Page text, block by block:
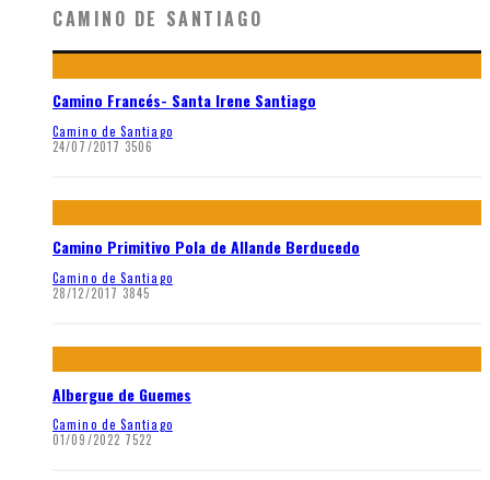
CAMINO DE SANTIAGO
Camino Francés- Santa Irene Santiago
Camino de Santiago
24/07/2017 3506
Camino Primitivo Pola de Allande Berducedo
Camino de Santiago
28/12/2017 3845
Albergue de Guemes
Camino de Santiago
01/09/2022 7522